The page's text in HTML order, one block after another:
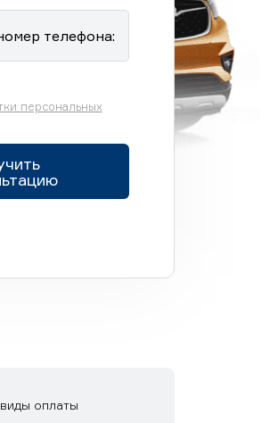
персональных
оплаты